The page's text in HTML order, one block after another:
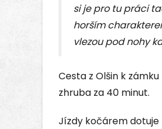
si je pro tu práci
horším
vlezou pod nohy
Cesta z Olšin k
zhruba za 40 minut.
Jízdy kočárem